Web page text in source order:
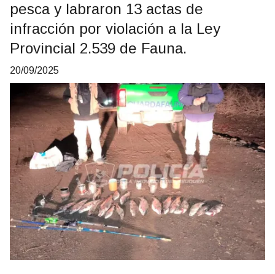
pesca y labraron 13 actas de
infracción por violación a la Ley
Provincial 2.539 de Fauna.
20/09/2025